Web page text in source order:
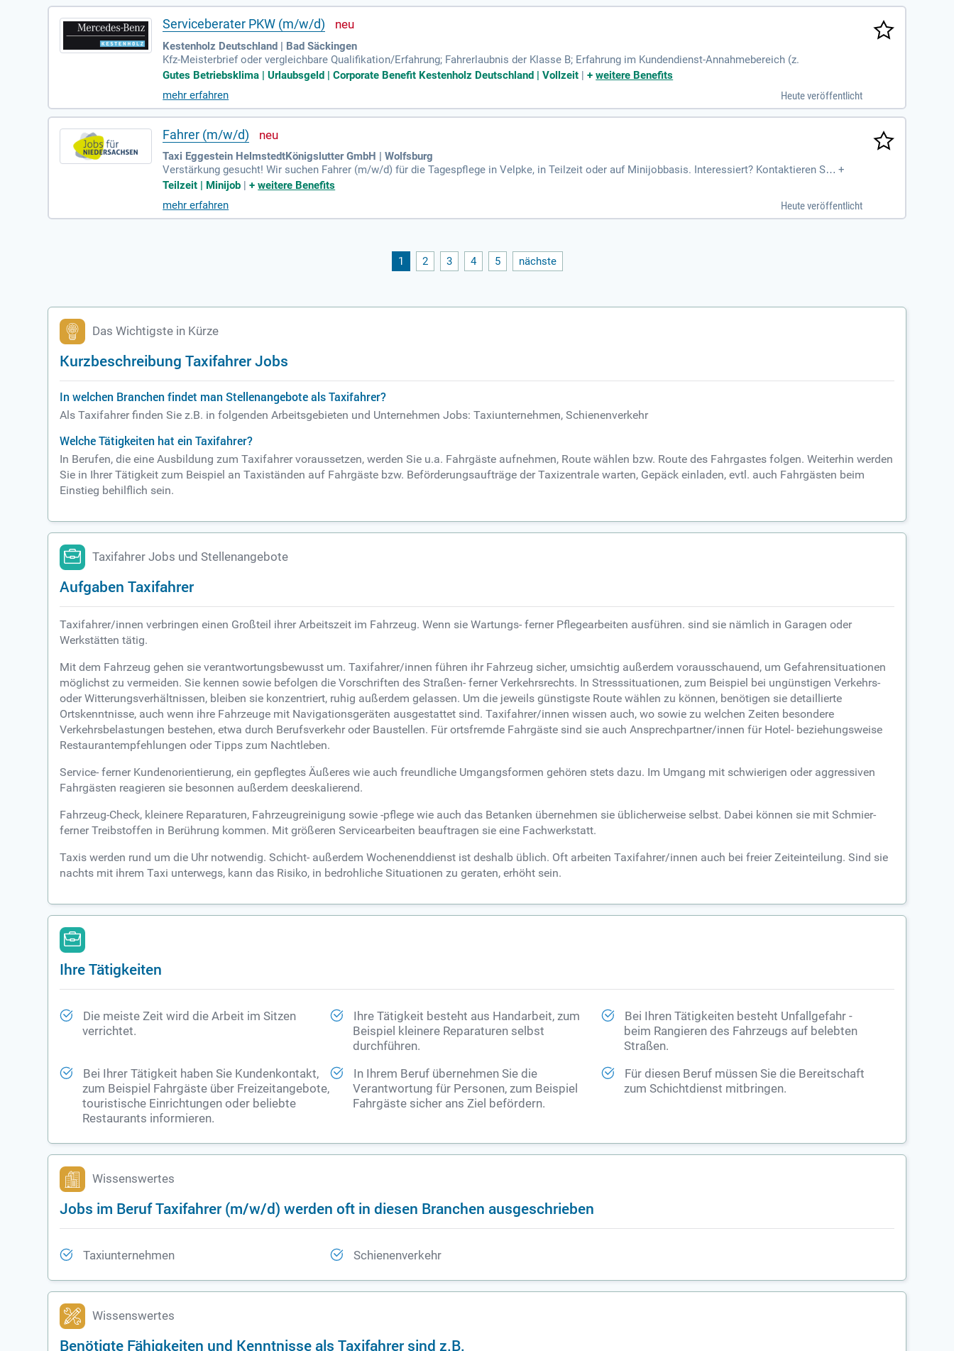
Serviceberater PKW (m/w/d)
Kestenholz Deutschland | Bad Säckingen
Kfz-Meisterbrief oder vergleichbare Qualifikation/Erfahrung; Fahrerlaubnis der Klasse B; Erfahrung im Kundendienst-Annahmebereich (z.
Gutes Betriebsklima | Urlaubsgeld | Corporate Benefit Kestenholz Deutschland | Vollzeit |+weitere Benefits
mehr erfahren
Heute veröffentlicht
Fahrer (m/w/d)
Taxi Eggestein HelmstedtKönigslutter GmbH | Wolfsburg
Verstärkung gesucht! Wir suchen Fahrer (m/w/d) für die Tagespflege in Velpke, in Teilzeit oder auf Minijobbasis. Interessiert? Kontaktieren Sie
Taxi-Eggestein Helmstedt-Königslutter GmbH: Tel. 0170-870 4324, Geschäftsführer: Hr. Konstantianos & Hr. Bohl.
+
Teilzeit | Minijob |+weitere Benefits
mehr erfahren
Heute veröffentlicht
1 2 3 4 5 nächste
Das Wichtigste in Kürze
Kurzbeschreibung Taxifahrer Jobs
In welchen Branchen findet man Stellenangebote als Taxifahrer?
Als Taxifahrer finden Sie z.B. in folgenden Arbeitsgebieten und Unternehmen Jobs: Taxiunternehmen, Schienenverkehr
Welche Tätigkeiten hat ein Taxifahrer?
In Berufen, die eine Ausbildung zum Taxifahrer voraussetzen, werden Sie u.a. Fahrgäste aufnehmen, Route wählen bzw. Route des Fahrgastes folgen. Weiterhin werden
Sie in Ihrer Tätigkeit zum Beispiel an Taxiständen auf Fahrgäste bzw. Beförderungsaufträge der Taxizentrale warten, Gepäck einladen, evtl. auch Fahrgästen beim
Einstieg behilflich sein.
Taxifahrer Jobs und Stellenangebote
Aufgaben Taxifahrer
Taxifahrer/innen verbringen einen Großteil ihrer Arbeitszeit im Fahrzeug. Wenn sie Wartungs- ferner Pflegearbeiten ausführen. sind sie nämlich in Garagen oder
Werkstätten tätig.
Mit dem Fahrzeug gehen sie verantwortungsbewusst um. Taxifahrer/innen führen ihr Fahrzeug sicher, umsichtig außerdem vorausschauend, um Gefahrensituationen
möglichst zu vermeiden. Sie kennen sowie befolgen die Vorschriften des Straßen- ferner Verkehrsrechts. In Stresssituationen, zum Beispiel bei ungünstigen Verkehrs-
oder Witterungsverhältnissen, bleiben sie konzentriert, ruhig außerdem gelassen. Um die jeweils günstigste Route wählen zu können, benötigen sie detaillierte
Ortskenntnisse, auch wenn ihre Fahrzeuge mit Navigationsgeräten ausgestattet sind. Taxifahrer/innen wissen auch, wo sowie zu welchen Zeiten besondere
Verkehrsbelastungen bestehen, etwa durch Berufsverkehr oder Baustellen. Für ortsfremde Fahrgäste sind sie auch Ansprechpartner/innen für Hotel- beziehungsweise
Restaurantempfehlungen oder Tipps zum Nachtleben.
Service- ferner Kundenorientierung, ein gepflegtes Äußeres wie auch freundliche Umgangsformen gehören stets dazu. Im Umgang mit schwierigen oder aggressiven
Fahrgästen reagieren sie besonnen außerdem deeskalierend.
Fahrzeug-Check, kleinere Reparaturen, Fahrzeugreinigung sowie -pflege wie auch das Betanken übernehmen sie üblicherweise selbst. Dabei können sie mit Schmier-
ferner Treibstoffen in Berührung kommen. Mit größeren Servicearbeiten beauftragen sie eine Fachwerkstatt.
Taxis werden rund um die Uhr notwendig. Schicht- außerdem Wochenenddienst ist deshalb üblich. Oft arbeiten Taxifahrer/innen auch bei freier Zeiteinteilung. Sind sie
nachts mit ihrem Taxi unterwegs, kann das Risiko, in bedrohliche Situationen zu geraten, erhöht sein.
Ihre Tätigkeiten
Die meiste Zeit wird die Arbeit im Sitzen
verrichtet.
Ihre Tätigkeit besteht aus Handarbeit, zum
Beispiel kleinere Reparaturen selbst
durchführen.
Bei Ihren Tätigkeiten besteht Unfallgefahr -
beim Rangieren des Fahrzeugs auf belebten
Straßen.
Bei Ihrer Tätigkeit haben Sie Kundenkontakt,
zum Beispiel Fahrgäste über Freizeitangebote,
touristische Einrichtungen oder beliebte
Restaurants informieren.
In Ihrem Beruf übernehmen Sie die
Verantwortung für Personen, zum Beispiel
Fahrgäste sicher ans Ziel befördern.
Für diesen Beruf müssen Sie die Bereitschaft
zum Schichtdienst mitbringen.
Wissenswertes
Jobs im Beruf Taxifahrer (m/w/d) werden oft in diesen Branchen ausgeschrieben
Taxiunternehmen Schienenverkehr
Wissenswertes
Benötigte Fähigkeiten und Kenntnisse als Taxifahrer sind z.B.